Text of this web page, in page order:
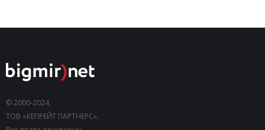
© 2000-2024,
ТОВ «КЕПРЕЙТ ПАРТНЕРС».